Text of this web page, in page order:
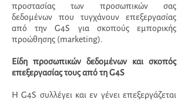
προστασίας των προσωπικών σας
δεδομένων που τυγχάνουν επεξεργασίας
από την G4S για σκοπούς εμπορικής
προώθησης (marketing).
Είδη προσωπικών δεδομένων και σκοπός
επεξεργασίας τους από τη G4S
Η G4S συλλέγει και εν γένει επεξεργάζεται